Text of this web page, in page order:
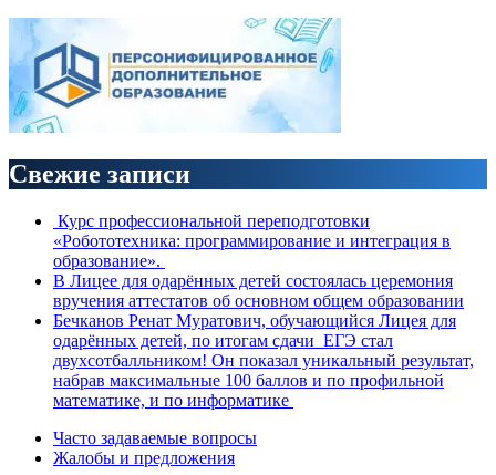
Свежие записи
Курс профессиональной переподготовки
«Робототехника: программирование и интеграция в
образование».
В Лицее для одарённых детей состоялась церемония
вручения аттестатов об основном общем образовании
Бечканов Ренат Муратович, обучающийся Лицея для
одарённых детей, по итогам сдачи ЕГЭ стал
двухсотбалльником! Он показал уникальный результат,
набрав максимальные 100 баллов и по профильной
математике, и по информатике
Часто задаваемые вопросы
Жалобы и предложения